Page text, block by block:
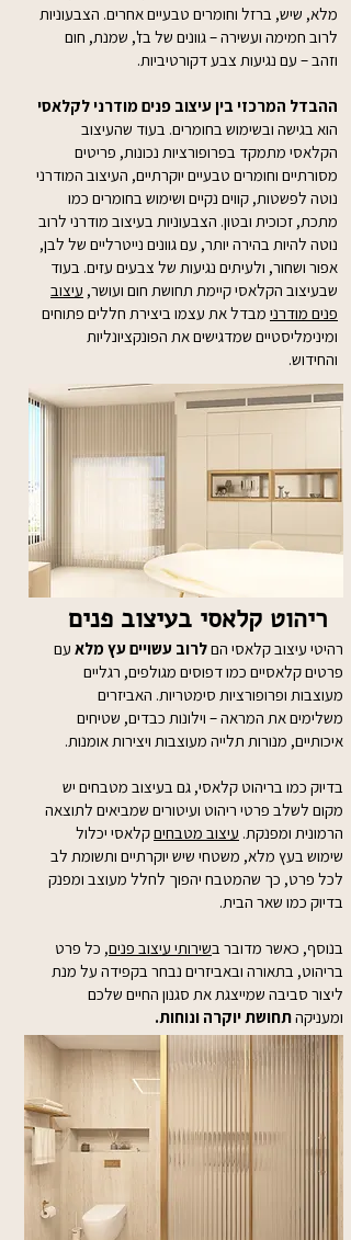
מלא, שיש, ברזל וחומרים טבעיים אחרים. הצבעוניות
לרוב חמימה ועשירה – גוונים של בז', שמנת, חום
וזהב – עם נגיעות צבע דקורטיביות.
ההבדל המרכזי בין עיצוב פנים מודרני לקלאסי
הוא בגישה ובשימוש בחומרים. בעוד שהעיצוב
הקלאסי מתמקד בפרופורציות נכונות, פריטים
מסורתיים וחומרים טבעיים יוקרתיים, העיצוב המודרני
נוטה לפשטות, קווים נקיים ושימוש בחומרים כמו
מתכת, זכוכית ובטון. הצבעוניות בעיצוב מודרני לרוב
נוטה להיות בהירה יותר, עם גוונים נייטרליים של לבן,
אפור ושחור, ולעיתים נגיעות של צבעים עזים. בעוד
שבעיצוב הקלאסי קיימת תחושת חום ועושר, עיצוב
פנים מודרני מבדל את עצמו ביצירת חללים פתוחים
ומינימליסטיים שמדגישים את הפונקציונליות
והחידוש.
ריהוט קלאסי בעיצוב פנים
רהיטי עיצוב קלאסי הםלרוב עשויים עץ מלא עם
פרטים קלאסיים כמו דפוסים מגולפים, רגליים
מעוצבות ופרופורציות סימטריות. האביזרים
משלימים את המראה – וילונות כבדים, שטיחים
איכותיים, מנורות תלייה מעוצבות ויצירות אומנות.
בדיוק כמו בריהוט קלאסי, גם בעיצוב מטבחים יש
מקום לשלב פרטי ריהוט ועיטורים שמביאים לתוצאה
הרמונית ומפנקת. עיצוב מטבחיםקלאסי יכלול
שימוש בעץ מלא, משטחי שיש יוקרתיים ותשומת לב
לכל פרט, כך שהמטבח יהפוך לחלל מעוצב ומפנק
בדיוק כמו שאר הבית.
בנוסף, כאשר מדובר בשירותי עיצוב פנים, כל פרט
בריהוט, בתאורה ובאביזרים נבחר בקפידה על מנת
ליצור סביבה שמייצגת את סגנון החיים שלכם
ומעניקהתחושת יוקרה ונוחות.